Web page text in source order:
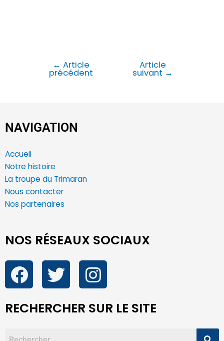
← Article
précédent
Article
suivant →
NAVIGATION
Accueil
Notre histoire
La troupe du Trimaran
Nous contacter
Nos partenaires
NOS RÉSEAUX SOCIAUX
RECHERCHER SUR LE SITE